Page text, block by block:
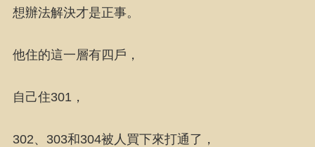
想辦法解決才是正事。
他住的這一層有四戶，
自己住301，
302、303和304被人買下來打通了，